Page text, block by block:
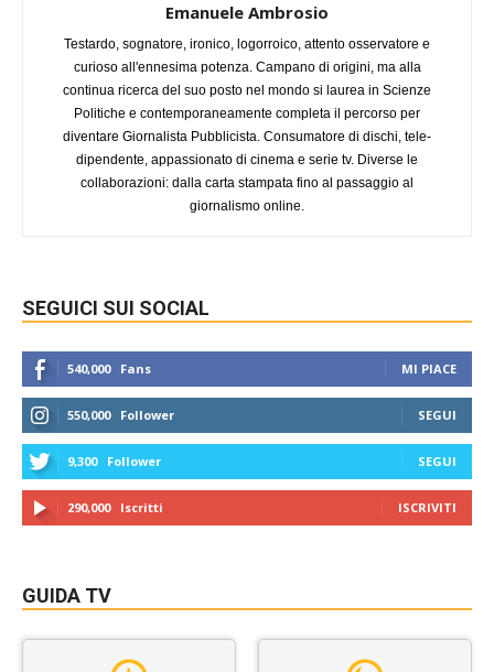
Emanuele Ambrosio
Testardo, sognatore, ironico, logorroico, attento osservatore e
curioso all'ennesima potenza. Campano di origini, ma alla
continua ricerca del suo posto nel mondo si laurea in Scienze
Politiche e contemporaneamente completa il percorso per
diventare Giornalista Pubblicista. Consumatore di dischi, tele-
dipendente, appassionato di cinema e serie tv. Diverse le
collaborazioni: dalla carta stampata fino al passaggio al
giornalismo online.
SEGUICI SUI SOCIAL
540,000 Fans MI PIACE
550,000 Follower SEGUI
9,300 Follower SEGUI
290,000 Iscritti ISCRIVITI
GUIDA TV